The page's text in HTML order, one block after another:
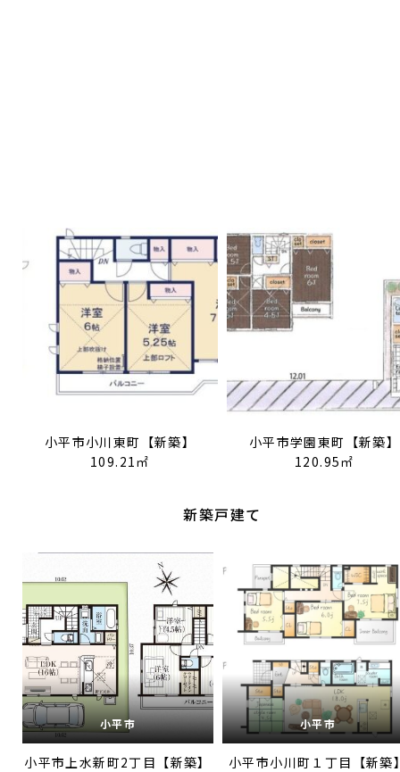
小平市小川東町【新築】
109.21㎡
小平市学園東町【新築】
120.95㎡
新築戸建て
小平市
小平市上水新町2丁目【新築】
小平市
小平市小川町１丁目【新築